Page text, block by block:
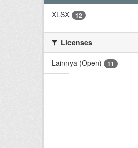
XLSX 12
Licenses
Lainnya (Open)
11